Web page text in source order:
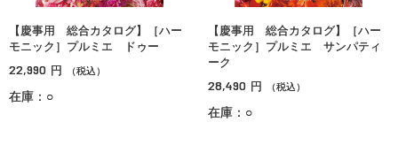
【慶事用 総合カタログ】［ハー
モニック］プルミエ ドゥー
22,990 円 （税込）
在庫：○
【慶事用 総合カタログ】［ハー
モニック］プルミエ サンパティ
ーク
28,490 円 （税込）
在庫：○